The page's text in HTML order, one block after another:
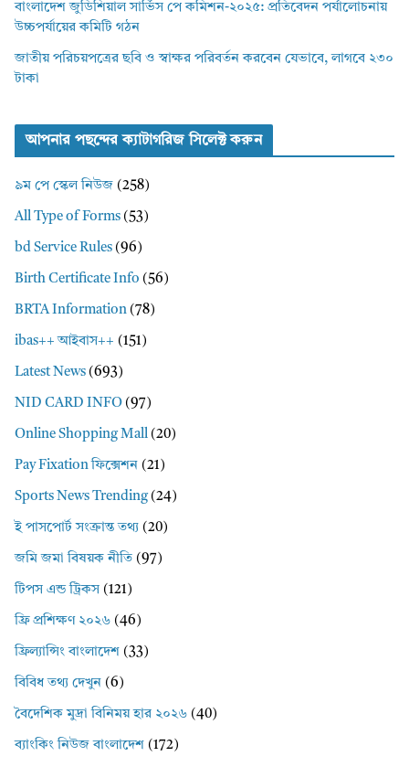
বাংলাদেশ জুডিশিয়াল সার্ভিস পে কমিশন-২০২৫: প্রতিবেদন পর্যালোচনায়
উচ্চপর্যায়ের কমিটি গঠন
জাতীয় পরিচয়পত্রের ছবি ও স্বাক্ষর পরিবর্তন করবেন যেভাবে, লাগবে ২৩০
টাকা
আপনার পছন্দের ক্যাটাগরিজ সিলেক্ট করুন
৯ম পে স্কেল নিউজ (258)
All Type of Forms (53)
bd Service Rules (96)
Birth Certificate Info (56)
BRTA Information (78)
ibas++ আইবাস++ (151)
Latest News (693)
NID CARD INFO (97)
Online Shopping Mall (20)
Pay Fixation ফিক্সেশন (21)
Sports News Trending(24)
ই পাসপোর্ট সংক্রান্ত তথ্য (20)
জমি জমা বিষয়ক নীতি (97)
টিপস এন্ড ট্রিকস (121)
ফ্রি প্রশিক্ষণ ২০২৬ (46)
ফ্রিল্যান্সিং বাংলাদেশ (33)
বিবিধ তথ্য দেখুন (6)
বৈদেশিক মুদ্রা বিনিময় হার ২০২৬ (40)
ব্যাংকিং নিউজ বাংলাদেশ (172)